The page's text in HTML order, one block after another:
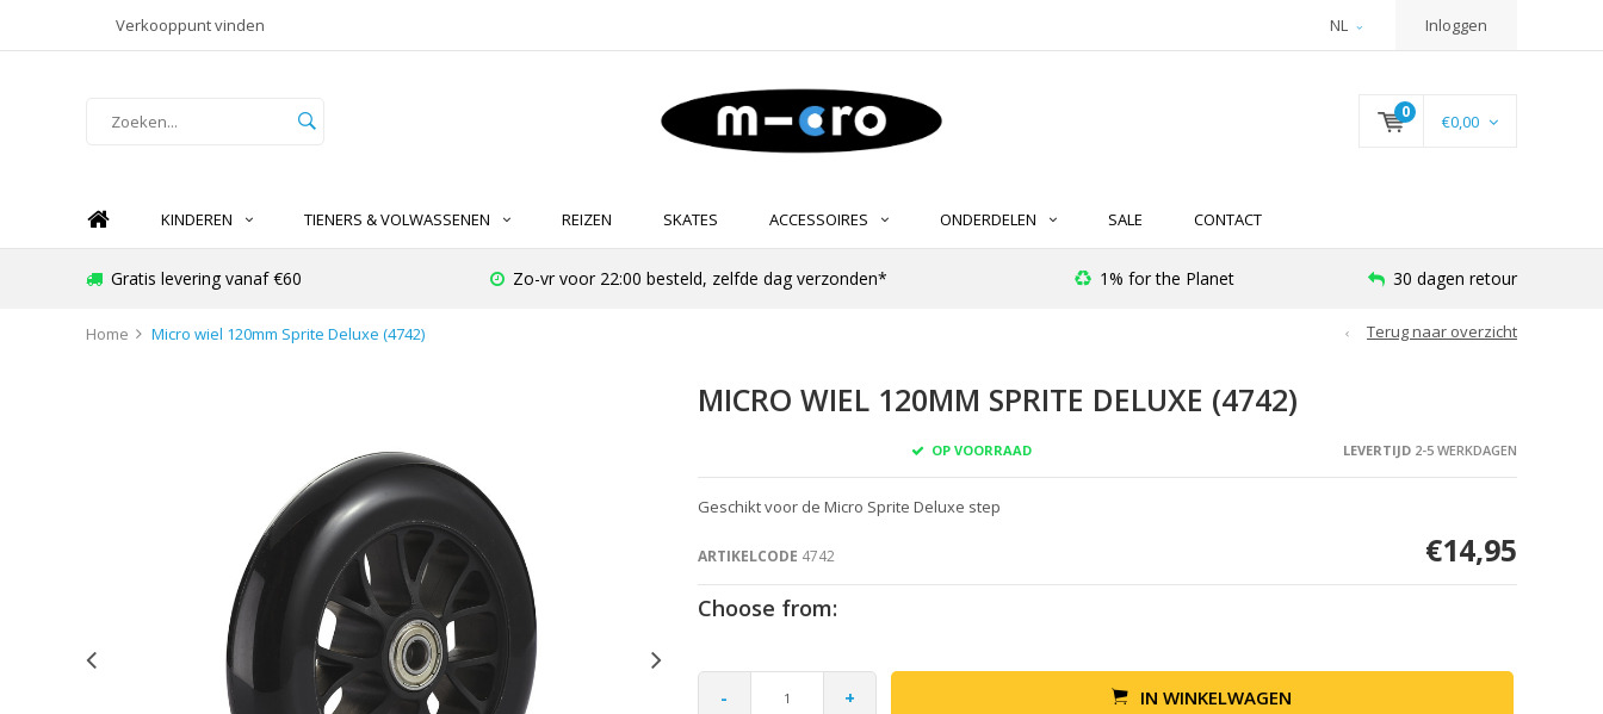
Verkooppunt vinden NL Inloggen
0 €0,00
KINDEREN TIENERS & VOLWASSENEN REIZEN SKATES ACCESSOIRES ONDERDELEN SALE CONTACT
Gratis levering vanaf €60 Zo-vr voor 22:00 besteld, zelfde dag verzonden* 1% for the Planet 30 dagen retour
Home Micro wiel 120mm Sprite Deluxe (4742) Terug naar overzicht
MICRO WIEL 120MM SPRITE DELUXE (4742)
OP VOORRAAD LEVERTIJD2-5 WERKDAGEN
Geschikt voor de Micro Sprite Deluxe step
ARTIKELCODE 4742 €14,95
Choose from:
- + IN WINKELWAGEN